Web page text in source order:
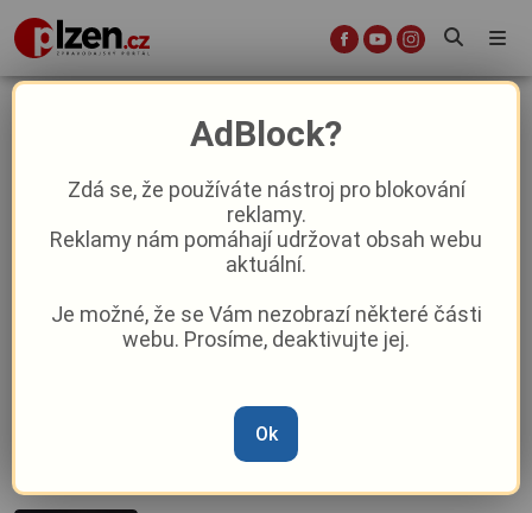
Amfiteátr Lochotín
Lochotínský amfiteátr duní metalem.
Metalfest ovládne legendární Accept i
brazilská Sepultura
Diana Ross poprvé v Česku! Legendární
hvězda míří do Plzně!
Plzeňské divadlo vydalo CD muzikálu
Dracula, svého nyní nejžádanějšího
AdBlock?
Zdá se, že používáte nástroj pro blokování
reklamy.
Reklamy nám pomáhají udržovat obsah webu
aktuální.
Je možné, že se Vám nezobrazí některé části
webu. Prosíme, deaktivujte jej.
Ok